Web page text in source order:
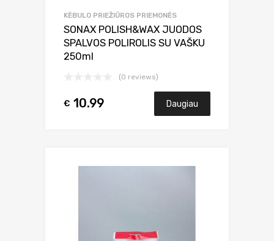
KĖBULO PRIEŽIŪROS PRIEMONĖS
SONAX POLISH&WAX JUODOS
SPALVOS POLIROLIS SU VAŠKU
250ml
(0 reviews)
€ 10.99 Daugiau